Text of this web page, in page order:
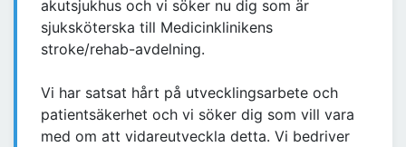
akutsjukhus och vi söker nu dig som är
sjuksköterska till Medicinklinikens
stroke/rehab-avdelning.
Vi har satsat hårt på utvecklingsarbete och
patientsäkerhet och vi söker dig som vill vara
med om att vidareutveckla detta. Vi bedriver